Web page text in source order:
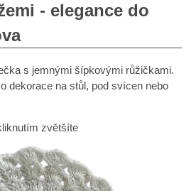
- elegance do
s jemnými šípkovými růžičkami.
dekorace na stůl, pod svícen nebo
zvětšíte